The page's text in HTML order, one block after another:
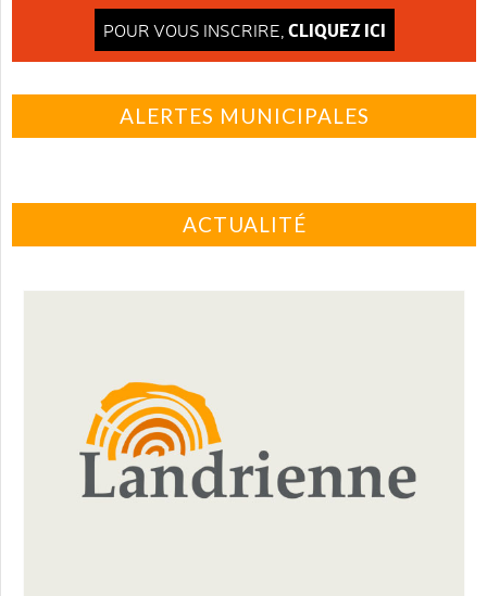
POUR VOUS INSCRIRE, CLIQUEZ ICI
ALERTES MUNICIPALES
ACTUALITÉ